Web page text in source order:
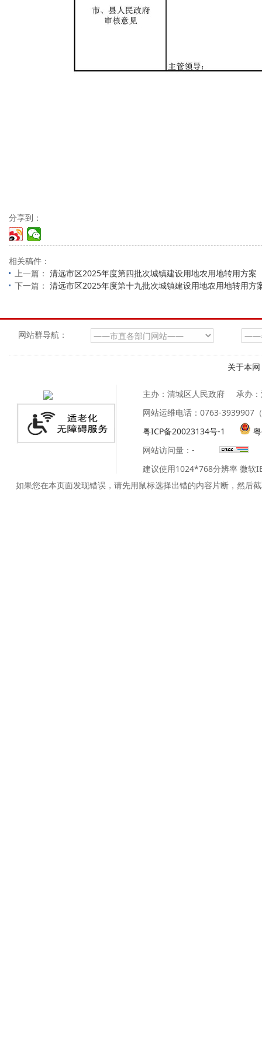
分享到：
相关稿件：
上一篇： 清远市区2025年度第四批次城镇建设用地农用地转用方案
下一篇： 清远市区2025年度第十九批次城镇建设用地农用地转用方
网站群导航：
关于本网
主办：清城区人民政府
承办
网站运维电话：0763-3939907
粤ICP备20023134号-1
网站访问量： -
建议使用1024*768分辨率 微软
如果您在本页面发现错误，请先用鼠标选择出错的内容片断，然后